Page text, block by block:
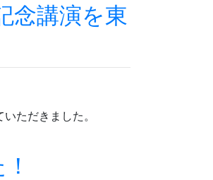
念講演を東
いただきました。